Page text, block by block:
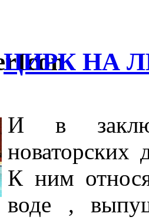
ЦИРК НА
И в
новаторских
К ним
воде ,